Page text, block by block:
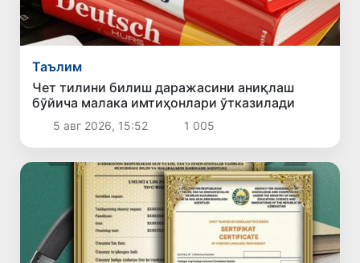
Таълим
Чет тилини билиш даражасини аниқлаш
бўйича малака имтиҳонлари ўтказилади
5 авг 2026, 15:52 1 005